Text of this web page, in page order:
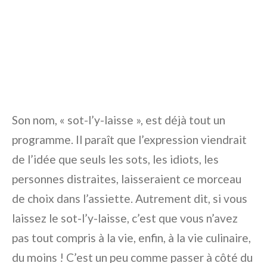
Son nom, « sot-l’y-laisse », est déjà tout un
programme. Il paraît que l’expression viendrait
de l’idée que seuls les sots, les idiots, les
personnes distraites, laisseraient ce morceau
de choix dans l’assiette. Autrement dit, si vous
laissez le sot-l’y-laisse, c’est que vous n’avez
pas tout compris à la vie, enfin, à la vie culinaire,
du moins ! C’est un peu comme passer à côté du